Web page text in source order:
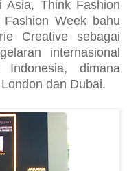
Asia, Think Fashion
Week bahu
Creative sebagai
internasional
dimana
dan Dubai.